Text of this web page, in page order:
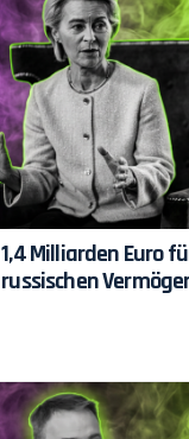
1,4 Milliarden Euro
russischen